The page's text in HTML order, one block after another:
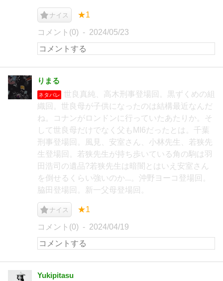
ナイス ★1
コメント(0) 2024/05/23
りまる
ネタバレ
世良真純、高木刑事登場回。黒ずくめの組
織回。世良母が子供になったのは結構最近なんだ
ね。コナンがロンドンに行っていたあたりか。そ
して世良母だけでなく父もMI6だったとは。千葉
刑事登場回。風見、安室さん、小林先生、若狭先
生登場回。若狭先生が持ち歩いている角の駒は羽
田浩司の遺品?若狭先生は暗闇とはいえ安室さん
を倒せるくらい強いのか...。沖野ヨーコ登場回。
脇田登場回。新一父母登場回。
ナイス ★1
コメント(0) 2024/04/19
Yukipitasu